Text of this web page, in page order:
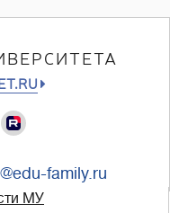
family.ru
МУ